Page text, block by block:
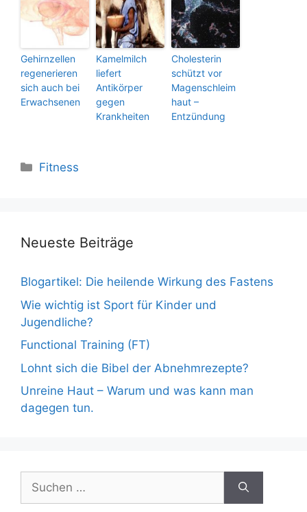
Gehirnzellen
regenerieren
sich auch bei
Erwachsenen
Kamelmilch
liefert
Antikörper
gegen
Krankheiten
Cholesterin
schützt vor
Magenschleim
haut –
Entzündung
Kategorien
Fitness
Neueste Beiträge
Blogartikel: Die heilende Wirkung des Fastens
Wie wichtig ist Sport für Kinder und
Jugendliche?
Functional Training (FT)
Lohnt sich die Bibel der Abnehmrezepte?
Unreine Haut – Warum und was kann man
dagegen tun.
Suche
nach: